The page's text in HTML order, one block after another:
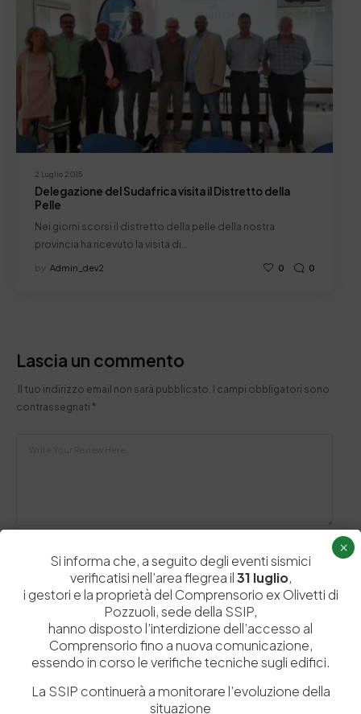
2 Luglio 2015
Delegazione del Sudafrica visita il Distretto della
Pelle
Nei giorni scorsi il distretto della pelle della nostra
provincia ha ricevuto la visita di…
by Admin_dev2 0 0
Lascia un commento
Il tuo indirizzo email non sarà pubblicato. I campi obbligatori sono
contrassegnati *
Salva il mio nome, email e sito web in questo browser per la
prossima volta che commento.
Si informa che, a seguito degli eventi sismici
verificatisi nell’area flegrea il31 luglio,
i gestori e la proprietà del Comprensorio ex Olivetti di
Pozzuoli, sede della SSIP,
hanno disposto l’interdizione dell’accesso al
Comprensorio fino a nuova comunicazione,
essendo in corso le verifiche tecniche sugli edifici.
La SSIP continuerà a monitorare l’evoluzione della
situazione
×